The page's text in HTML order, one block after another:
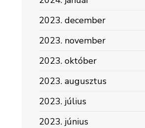
2023. december
2023. november
2023. október
2023. augusztus
2023. július
2023. június